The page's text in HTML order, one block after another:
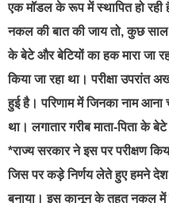
एक मॉडल के रूप में स्थापित हो रही
नकल की बात की जाय तो, कुछ
के बेटे और बेटियों का हक मारा जा
किया जा रहा था। परीक्षा उपरांत
हुई है। परिणाम में जिनका नाम
था। लगातार गरीब माता-पिता के
*राज्य सरकार ने इस पर परीक्षण
जिस पर कड़े निर्णय लेते हुए हमने
बनाया। इस कानून के तहत नकल में